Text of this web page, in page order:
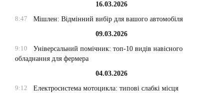
16.03.2026
8:47
Мішлен: Відмінний вибір для вашого автомобіля
09.03.2026
9:10
Універсальний помічник: топ-10 видів навісного
обладнання для фермера
04.03.2026
9:12
Електросистема мотоцикла: типові слабкі місця